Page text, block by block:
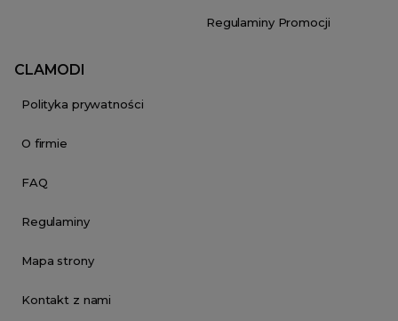
Regulaminy Promocji
CLAMODI
Polityka prywatności
O firmie
FAQ
Regulaminy
Mapa strony
Kontakt z nami